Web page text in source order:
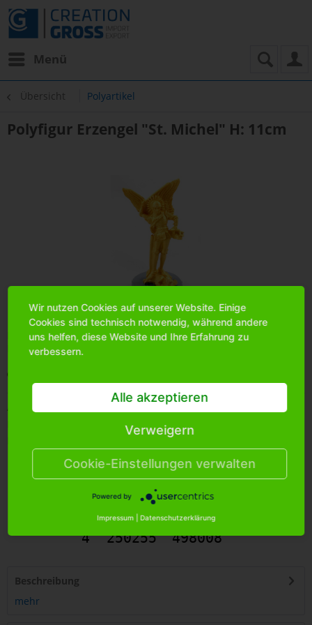
Menü
Übersicht Polyartikel
Polyfigur Erzengel "St. Michel" H: 11cm
Bittemelden Sie sich an, um mehr Informationen über das
Produkt zu erhalten.
Artikel-Nr.:
1715370
360
4 250255 498008
Beschreibung
mehr
Wir nutzen Cookies auf unserer Website. Einige
Cookies sind technisch notwendig, während andere
uns helfen, diese Website und Ihre Erfahrung zu
verbessern.
Alle akzeptieren
Verweigern
Cookie-Einstellungen verwalten
Powered by
Impressum Datenschutzerklärung